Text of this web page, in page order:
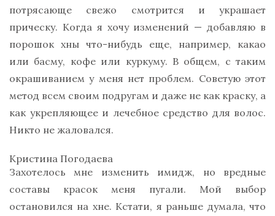
потрясающе свежо смотрится и украшает
прическу. Когда я хочу изменений — добавляю в
порошок хны что-нибудь еще, например, какао
или басму, кофе или куркуму. В общем, с таким
окрашиванием у меня нет проблем. Советую этот
метод всем своим подругам и даже не как краску, а
как укрепляющее и лечебное средство для волос.
Никто не жаловался.
Кристина Погодаева
Захотелось мне изменить имидж, но вредные
составы красок меня пугали. Мой выбор
остановился на хне. Кстати, я раньше думала, что